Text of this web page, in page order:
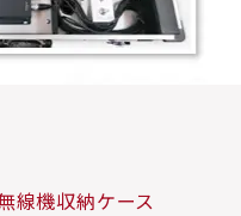
線機収納ケース